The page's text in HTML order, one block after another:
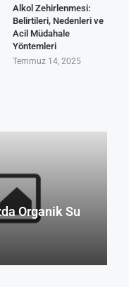
Alkol Zehirlenmesi:
Belirtileri, Nedenleri ve
Acil Müdahale
Yöntemleri
Temmuz 14, 2025
Organik Su